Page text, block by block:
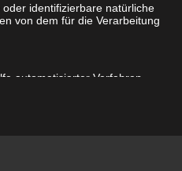
identifizierbare natürliche
von dem für die Verarbeitung
automatisierter Verfahren
im Zusammenhang
das Erfassen, die
die Anpassung oder